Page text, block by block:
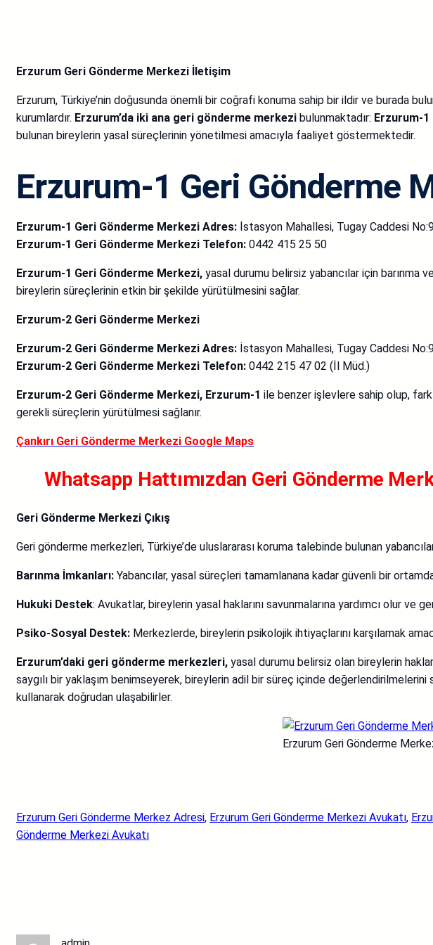
Erzurum Geri Gönderme Merkezi İletişim
Erzurum, Türkiye’nin doğusunda önemli bir coğrafi konuma sahip bir ildir ve burada
kurumlardır. Erzurum’da iki ana geri gönderme merkezi bulunmaktadır: Erzurum-1
bulunan bireylerin yasal süreçlerinin yönetilmesi amacıyla faaliyet göstermektedir.
Erzurum-1 Geri Gönderme
Erzurum-1 Geri Gönderme Merkezi Adres: İstasyon Mahallesi, Tugay Caddesi
Erzurum-1 Geri Gönderme Merkezi Telefon: 0442 415 25 50
Erzurum-1 Geri Gönderme Merkezi, yasal durumu belirsiz yabancılar için barınma
bireylerin süreçlerinin etkin bir şekilde yürütülmesini sağlar.
Erzurum-2 Geri Gönderme Merkezi
Erzurum-2 Geri Gönderme Merkezi Adres: İstasyon Mahallesi, Tugay Caddesi
Erzurum-2 Geri Gönderme Merkezi Telefon: 0442 215 47 02 (İl Müd.)
Erzurum-2 Geri Gönderme Merkezi, Erzurum-1 ile benzer işlevlere sahip olup,
gerekli süreçlerin yürütülmesi sağlanır.
Çankırı Geri Gönderme Merkezi Google Maps
Whatsapp Hattımızdan Geri Gönderme
Geri Gönderme Merkezi Çıkış
Geri gönderme merkezleri, Türkiye’de uluslararası koruma talebinde bulunan
Barınma İmkanları: Yabancılar, yasal süreçleri tamamlanana kadar güvenli bir ortamda
Hukuki Destek: Avukatlar, bireylerin yasal haklarını savunmalarına yardımcı olur ve
Psiko-Sosyal Destek: Merkezlerde, bireylerin psikolojik ihtiyaçlarını karşılamak
Erzurum’daki geri gönderme merkezleri, yasal durumu belirsiz olan bireylerin
saygılı bir yaklaşım benimseyerek, bireylerin adil bir süreç içinde değerlendirilmelerini
kullanarak doğrudan ulaşabilirler.
Erzurum Geri Gönderme
Erzurum Geri Gönderme Merkez Adresi, Erzurum Geri Gönderme Merkezi Avukatı,
Gönderme Merkezi Avukatı